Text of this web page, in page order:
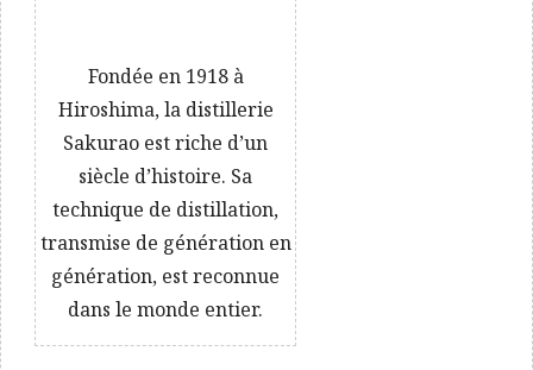
Fondée en 1918 à
Hiroshima, la distillerie
Sakurao est riche d’un
siècle d’histoire. Sa
technique de distillation,
transmise de génération en
génération, est reconnue
dans le monde entier.